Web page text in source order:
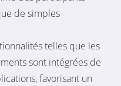
de simples
telles que les
sont intégrées de
favorisant un